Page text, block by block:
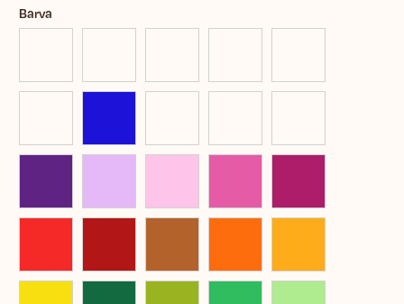
Barva